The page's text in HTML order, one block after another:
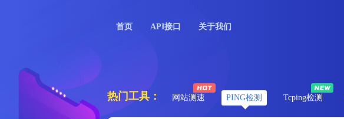
首页 API接口 关于我们
热门工具： 网站测速 PING检测 Tcping检测